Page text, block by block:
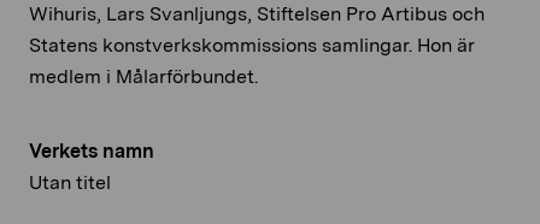
Verkets namn
Utan titel
Wihuris, Lars Svanljungs, Stiftelsen Pro Artibus och
Statens konstverkskommissions samlingar. Hon är
medlem i Målarförbundet.